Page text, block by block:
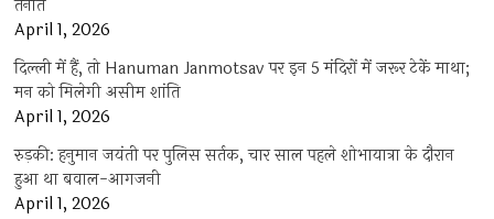
तैनात
April 1, 2026
दिल्ली में हैं, तो Hanuman Janmotsav पर इन 5 मंदिरों में जरूर टेकें माथा;
मन को मिलेगी असीम शांति
April 1, 2026
रुड़की: हनुमान जयंती पर पुलिस सर्तक, चार साल पहले शोभायात्रा के दौरान
हुआ था बवाल-आगजनी
April 1, 2026